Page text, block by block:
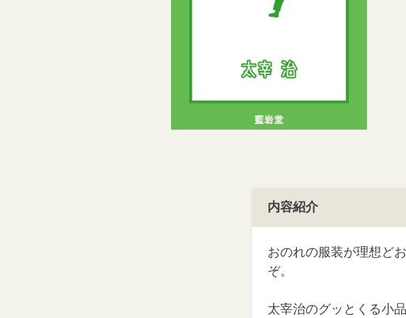
内容紹介
おのれの服装が理想ど
ぞ。
太宰治のグッとくる小品